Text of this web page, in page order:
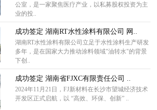
公室，是一家聚焦医疗产业，以私募股权投资为主
业的投..
成功签定 湖南RT水性涂料有限公司 网..
湖南RT水性涂料有限公司立足于水性涂料生产研发
多年，是在国家大力推动涂料领域"油转水"的背景
下创..
成功签定 湖南省FJXC有限责任公司 ..
2024年11月21日，FJ新材料在长沙市望城经济技术
开发区正式启航，以 “高效、环保、创新” ..